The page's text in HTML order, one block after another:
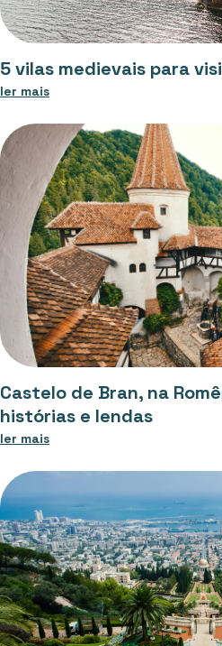
5 vilas medievais para
ler mais
Castelo de Bran, na
histórias e lendas
ler mais